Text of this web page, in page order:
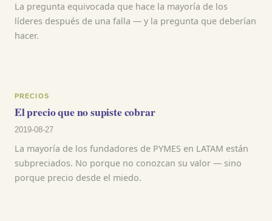
La pregunta equivocada que hace la mayoría de los
líderes después de una falla — y la pregunta que deberían
hacer.
PRECIOS
El precio que no supiste cobrar
2019-08-27
La mayoría de los fundadores de PYMES en LATAM están
subpreciados. No porque no conozcan su valor — sino
porque precio desde el miedo.